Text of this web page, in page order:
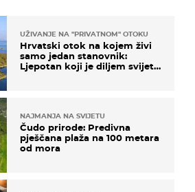
UŽIVANJE NA "PRIVATNOM" OTOKU
Hrvatski otok na kojem živi
samo jedan stanovnik:
Ljepotan koji je diljem svijeta
NAJMANJA NA SVIJETU
Čudo prirode: Predivna
pješčana plaža na 100 metara
od mora